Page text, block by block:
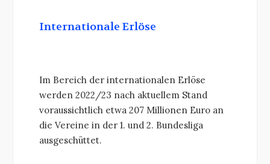
Internationale Erlöse
Im Bereich der internationalen Erlöse
werden 2022/23 nach aktuellem Stand
voraussichtlich etwa 207 Millionen Euro an
die Vereine in der 1. und 2. Bundesliga
ausgeschüttet.